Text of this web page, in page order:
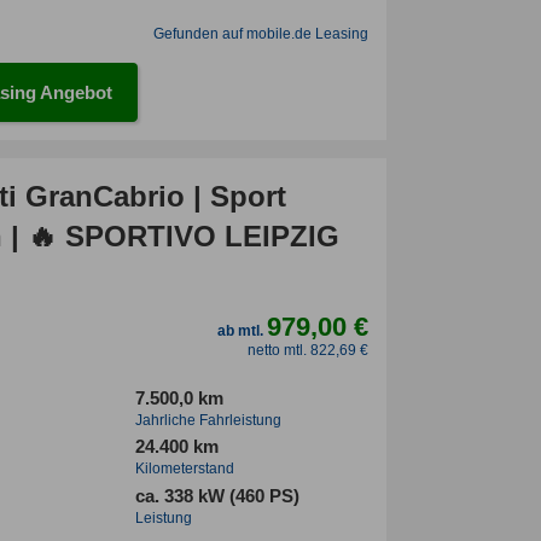
Gefunden auf mobile.de Leasing
Angebot
GranCabrio | Sport
ab mtl. 979,00 €
netto mtl. 822,69 €
7.500,0 km
Jahrliche Fahrleistung
24.400 km
Kilometerstand
ca. 338 kW (460 PS)
Leistung